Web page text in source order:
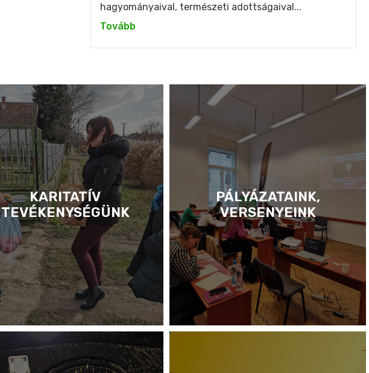
hagyományaival, természeti adottságaival...
Tovább
KARITATÍV
TEVÉKENYSÉGÜNK
PÁLYÁZATAINK,
VERSENYEINK